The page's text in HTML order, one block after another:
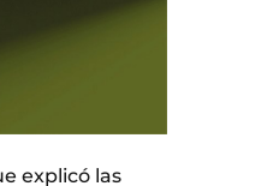
explicó las